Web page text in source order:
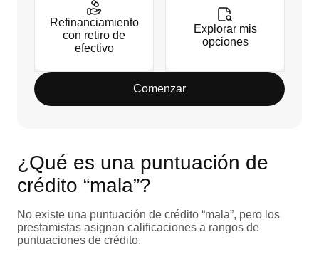
Refinanciamiento
con retiro de
efectivo
Explorar mis
opciones
Comenzar
¿Qué es una puntuación de
crédito “mala”?
No existe una puntuación de crédito “mala”, pero los
prestamistas asignan calificaciones a rangos de
puntuaciones de crédito.